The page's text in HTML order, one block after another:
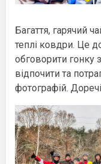
Багаття, гарячий
теплі ковдри. Це
обговорити гонку
відпочити та
фотографій.